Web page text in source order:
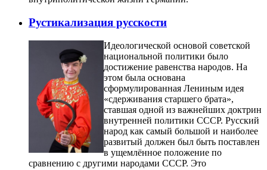
Рустикализация русскости
Идеологической основой советской
национальной политики было
достижение равенства народов. На
этом была основана
сформулированная Лениным идея
«сдерживания старшего брата»,
ставшая одной из важнейших доктрин
внутренней политики СССР. Русский
народ как самый большой и наиболее
развитый должен был быть поставлен
в ущемлённое положение по
сравнению с другими народами СССР. Это